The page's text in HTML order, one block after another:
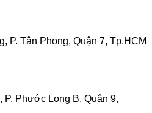
P. Tân Phong, Quận 7, Tp.HCM
Phước Long B, Quận 9,